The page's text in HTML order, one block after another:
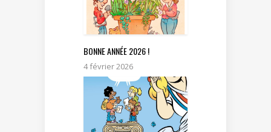
BONNE ANNÉE 2026 !
4 février 2026